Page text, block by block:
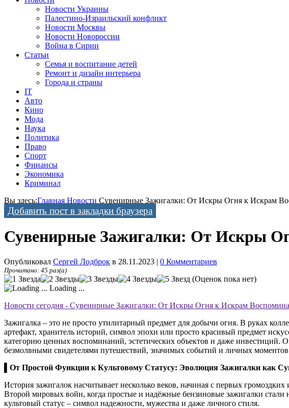
Новости Украины
Палестино-Израильский конфликт
Новости Москвы
Новости Новороссии
Война в Сирии
Статьи
Семья и воспитание детей
Ремонт и дизайн интерьера
Города и страны
IT
Авто
Кино
Мода
Наука
Политика
Право
Спорт
Финансы
Экономика
Криминал
Вы здесь:Главная Новости Сувенирные Зажигалки: От Искры Огня к Искрам
Добавить пост в закладки браузера
Сувенирные Зажигалки: От Искры
Опубликовал Сергей Лодброк в 28.11.2023 | 0 Комментариев
Прочитано: 45 раз(а)
(Оценок пока нет)
Loading ...
Новости сегодня - Сувенирные Зажигалки: От Искры Огня к Искрам
Зажигалка – это не просто утилитарный предмет для добычи огня. В руках
артефакт, хранитель историй, символ эпохи или просто красивый предмет
категорию ценных воспоминаний, эстетических объектов и даже инвестиций.
безмолвными свидетелями путешествий, значимых событий и личных
▌От Простой Функции к Культовому Статусу: Эволюция Зажигалки как
История зажигалок насчитывает несколько веков, начиная с первых
Второй мировых войн, когда простые и надёжные бензиновые зажигалки стали
культовый статус – символ надежности, мужества и даже личного стиля.